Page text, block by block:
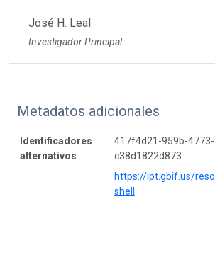
José H. Leal
Investigador Principal
Metadatos adicionales
Identificadores
alternativos
417f4d21-959b-
c38d1822d873
https://ipt.gbif.us/
shell